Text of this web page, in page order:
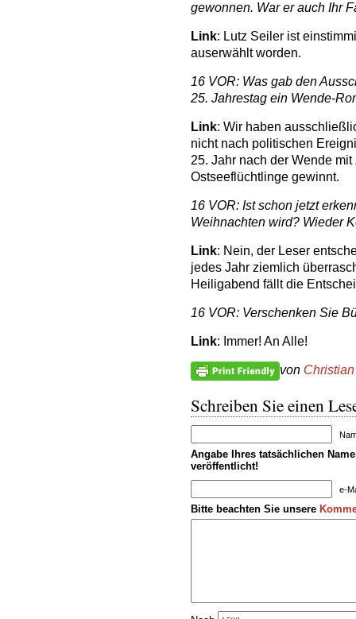
gewonnen. War er auch Ihr
Link: Lutz Seiler ist
auserwählt worden.
16 VOR: Was gab den
25. Jahrestag ein Wende-
Link: Wir haben
nicht nach politischen
25. Jahr nach der Wende
Ostseeflüchtlinge gewinnt.
16 VOR: Ist schon jetzt
Weihnachten wird? Wieder
Link: Nein, der Leser
jedes Jahr ziemlich
Heiligabend fällt die
16 VOR: Verschenken Sie
Link: Immer! An Alle!
von
Schreiben Sie einen
Angabe Ihres tatsächlichen
veröffentlicht!
e-
Bitte beachten Sie unsere